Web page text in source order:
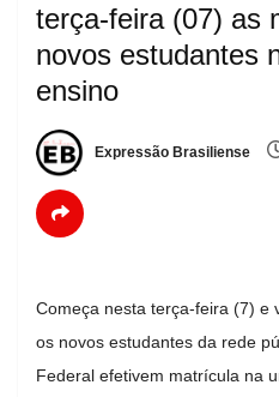
terça-feira (07) as
novos estudantes
ensino
Expressão Brasiliense
Começa nesta terça-feira (7) e
os novos estudantes da rede
Federal efetivem matrícula na